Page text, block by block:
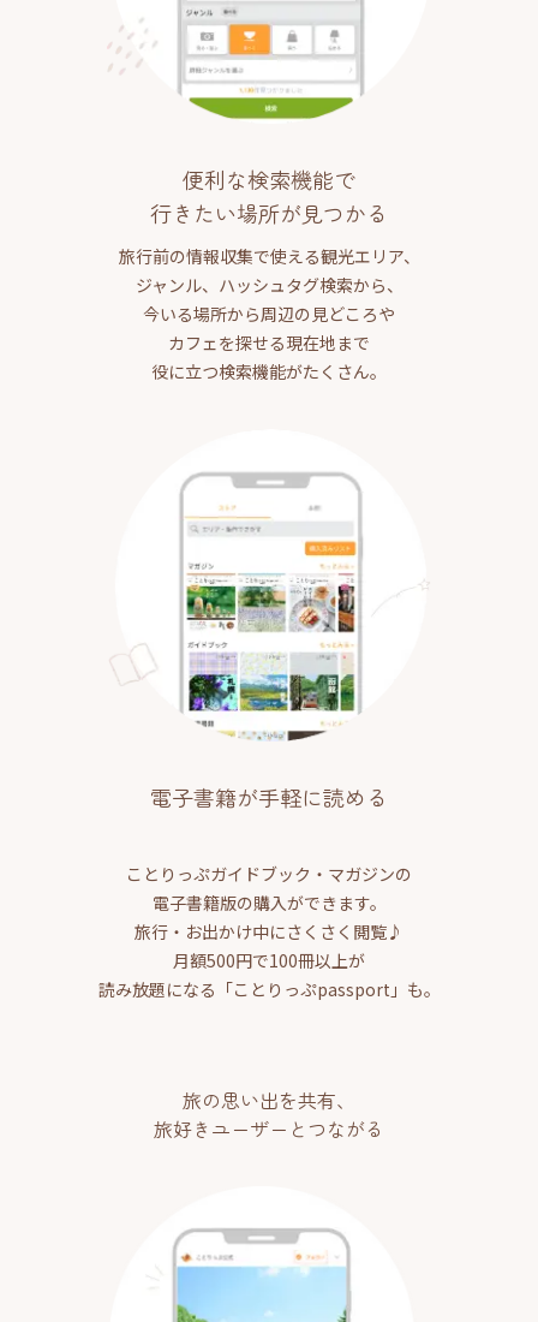
便利な検索機能で
行きたい場所が見つかる
旅行前の情報収集で使える観光エリア、
ジャンル、ハッシュタグ検索から、
今いる場所から周辺の見どころや
カフェを探せる現在地まで
役に立つ検索機能がたくさん。
電子書籍が手軽に読める
ことりっぷガイドブック・マガジンの
電子書籍版の購入ができます。
旅行・お出かけ中にさくさく閲覧♪
月額500円で100冊以上が
読み放題になる「ことりっぷpassport」も。
旅の思い出を共有、
旅好きユーザーとつながる